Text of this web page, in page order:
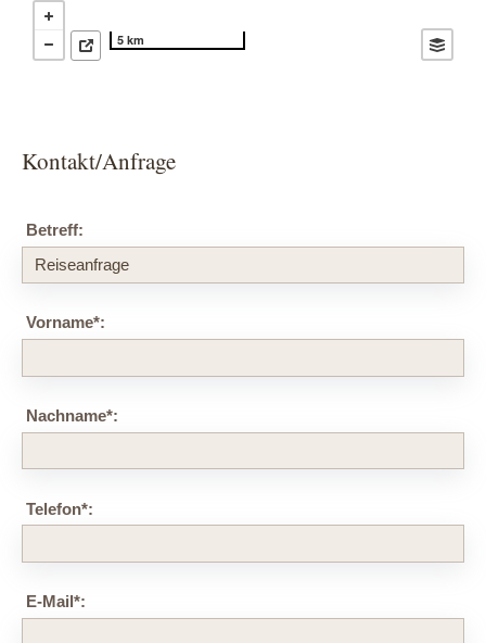
5 km
Kontakt/Anfrage
Betreff:
Vorname*:
Nachname*:
Telefon*:
E-Mail*: